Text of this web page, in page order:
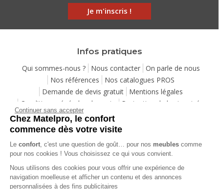
Je m'inscris !
Infos pratiques
Qui sommes-nous ? Nous contacter
On parle de nous
Nos références
Nos catalogues PROS
Demande de devis gratuit
Mentions légales
Conditions générales de vente
Protection de la vie privée
Gestion des cookies Utilisation de l'IA
Programme de fidélité
Pack Sérénité
Aide
Foire Aux Questions Méthodes de livraison
Continuer sans accepter
Chez Matelpro, le confort
commence dès votre visite
Le confort, c'est une question de goût… pour nos meubles comme
pour nos cookies ! Vous choisissez ce qui vous convient.
Nous utilisons des cookies pour vous offrir une expérience de
navigation moelleuse et afficher un contenu et des annonces
personnalisées à des fins publicitaires